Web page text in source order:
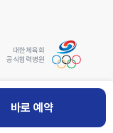
대한체육회
공식협력병원
바로 예약